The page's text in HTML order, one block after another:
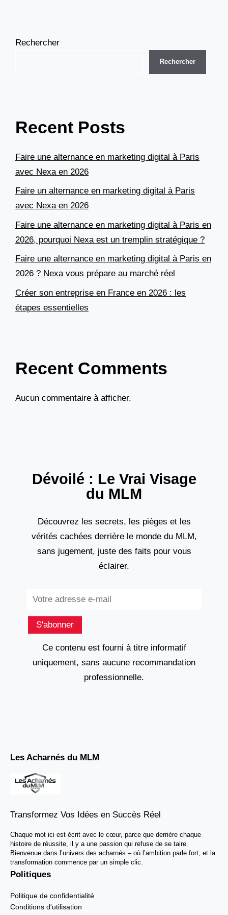
Rechercher
Rechercher
Recent Posts
Faire une alternance en marketing digital à Paris
avec Nexa en 2026
Faire un alternance en marketing digital à Paris
avec Nexa en 2026
Faire une alternance en marketing digital à Paris en
2026, pourquoi Nexa est un tremplin stratégique ?
Faire une alternance en marketing digital à Paris en
2026 ? Nexa vous prépare au marché réel
Créer son entreprise en France en 2026 : les
étapes essentielles
Recent Comments
Aucun commentaire à afficher.
Dévoilé : Le Vrai Visage
du MLM
Découvrez les secrets, les pièges et les
vérités cachées derrière le monde du MLM,
sans jugement, juste des faits pour vous
éclairer.
S'abonner
Ce contenu est fourni à titre informatif
uniquement, sans aucune recommandation
professionnelle.
Les Acharnés du MLM
Transformez Vos Idées en Succès Réel
Chaque mot ici est écrit avec le cœur, parce que derrière chaque
histoire de réussite, il y a une passion qui refuse de se taire.
Bienvenue dans l’univers des acharnés – où l’ambition parle fort, et la
transformation commence par un simple clic.
Politiques
Politique de confidentialité
Conditions d'utilisation